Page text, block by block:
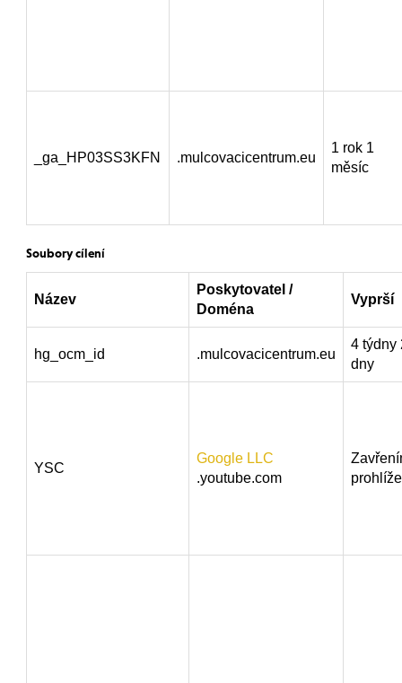
_ga_HP03SS3KFN .mulcovacicentrum.eu
1 rok 1
měsíc
Soubory cílení
Název
Poskytovatel /
Doména
Vyprší
hg_ocm_id .mulcovacicentrum.eu
4 týdny
dny
YSC
Google LLC
.youtube.com